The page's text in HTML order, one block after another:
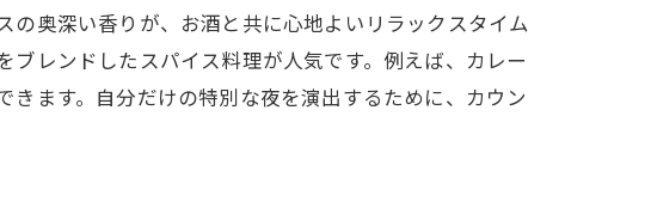
奥深い香りが、お酒と共に心地よいリラックスタイム
レンドしたスパイス料理が人気です。例えば、カレー
ます。自分だけの特別な夜を演出するために、カウン